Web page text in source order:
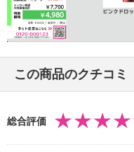
この商品のクチコミ
総合評価